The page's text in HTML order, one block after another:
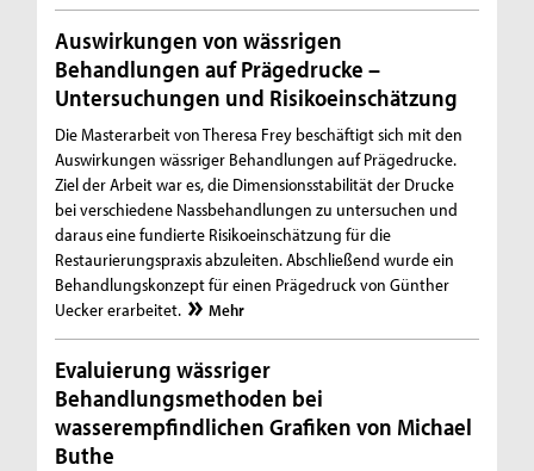
Auswirkungen von wässrigen
Behandlungen auf Prägedrucke –
Untersuchungen und Risikoeinschätzung
Die Masterarbeit von Theresa Frey beschäftigt sich mit den
Auswirkungen wässriger Behandlungen auf Prägedrucke.
Ziel der Arbeit war es, die Dimensionsstabilität der Drucke
bei verschiedene Nassbehandlungen zu untersuchen und
daraus eine fundierte Risikoeinschätzung für die
Restaurierungspraxis abzuleiten. Abschließend wurde ein
Behandlungskonzept für einen Prägedruck von Günther
Uecker erarbeitet.
Mehr
Evaluierung wässriger
Behandlungsmethoden bei
wasserempfindlichen Grafiken von Michael
Buthe